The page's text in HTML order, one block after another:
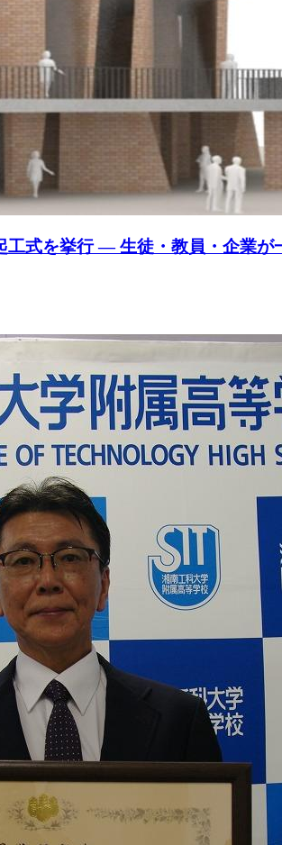
式を挙行 — 生徒・教員・企業